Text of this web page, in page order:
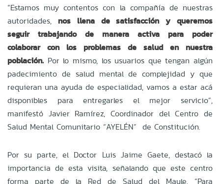
“Estamos muy contentos con la compañía de nuestras
autoridades, nos llena de satisfacción y queremos
seguir trabajando de manera activa para poder
colaborar con los problemas de salud en nuestra
población. Por lo mismo, los usuarios que tengan algún
padecimiento de salud mental de complejidad y que
requieran una ayuda de especialidad, vamos a estar acá
disponibles para entregarles el mejor servicio”,
manifestó Javier Ramírez, Coordinador del Centro de
Salud Mental Comunitario “AYELÉN” de Constitución.
Por su parte, el Doctor Luis Jaime Gaete, destacó la
importancia de esta visita, señalando que este centro
forma parte de la Red de Salud del Maule. “Para